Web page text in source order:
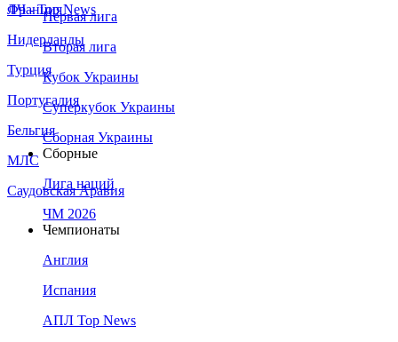
Франция
Нидерланды
Турция
Португалия
Бельгия
МЛС
Саудовская Аравия
ЛЧ - Top News
Первая лига
Вторая лига
Кубок Украины
Суперкубок Украины
Сборная Украины
Сборные
Лига наций
ЧМ 2026
Чемпионаты
Англия
Испания
АПЛ Top News